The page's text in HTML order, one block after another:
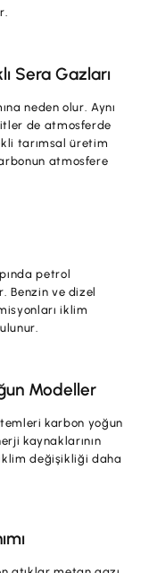
Sera Gazları
neden olur. Aynı
de atmosferde
tarımsal üretim
atmosfere
petrol
Benzin ve dizel
iklim
Modeller
karbon yoğun
kaynaklarının
iklim değişikliği daha